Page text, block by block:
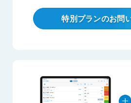
特別プランのお問